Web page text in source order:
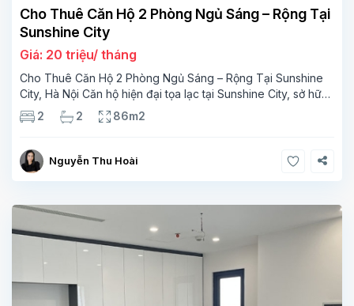
Cho Thuê Căn Hộ 2 Phòng Ngủ Sáng – Rộng Tại
Sunshine City
Giá: 20 triệu/ tháng
Cho Thuê Căn Hộ 2 Phòng Ngủ Sáng – Rộng Tại Sunshine
City, Hà Nội Căn hộ hiện đại tọa lạc tại Sunshine City, sở hữu
diện tích 86m² cùng thiết kế tối ưu mang lại không gian sống
thoải mái
2 2 86m2
Nguyễn Thu Hoài